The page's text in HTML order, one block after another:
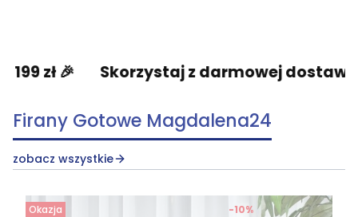
Skorzystaj z darmowej dostawy od 199 zł 🎉
Firany Gotowe Magdalena24
zobacz wszystkie
Okazja
-10%